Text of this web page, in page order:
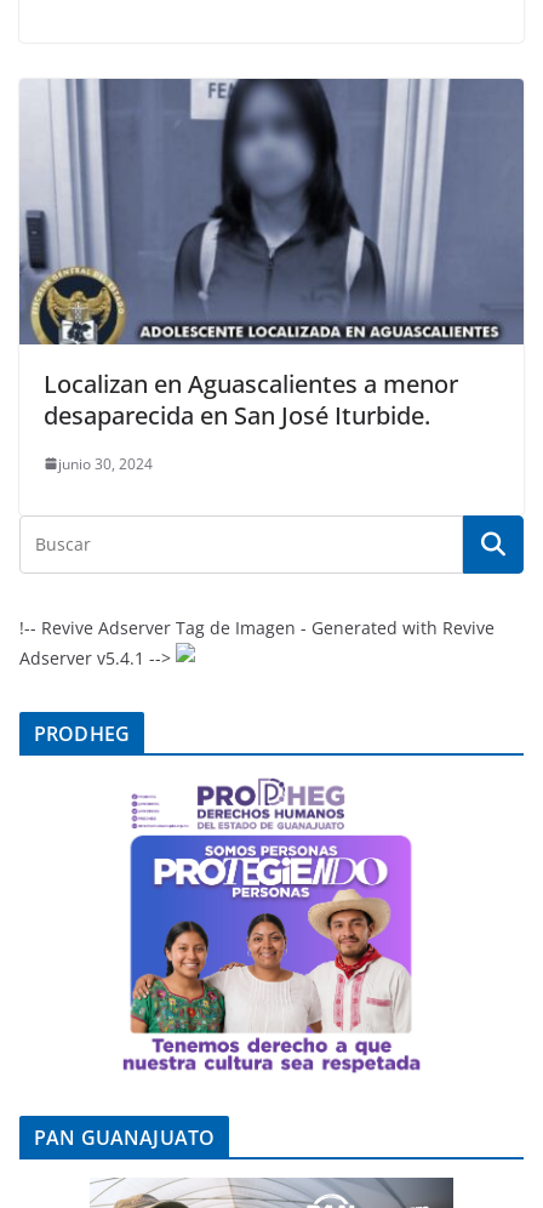
Localizan en Aguascalientes a menor
desaparecida en San José Iturbide.
junio 30, 2024
!-- Revive Adserver Tag de Imagen - Generated with Revive
Adserver v5.4.1 -->
PRODHEG
PAN GUANAJUATO